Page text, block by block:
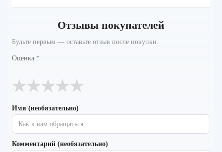
Отзывы покупателей
Будьте первым — оставьте отзыв после покупки.
Оценка *
★
★
★
★
★
Имя (необязательно)
Комментарий (необязательно)